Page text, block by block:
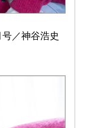
／神谷浩史